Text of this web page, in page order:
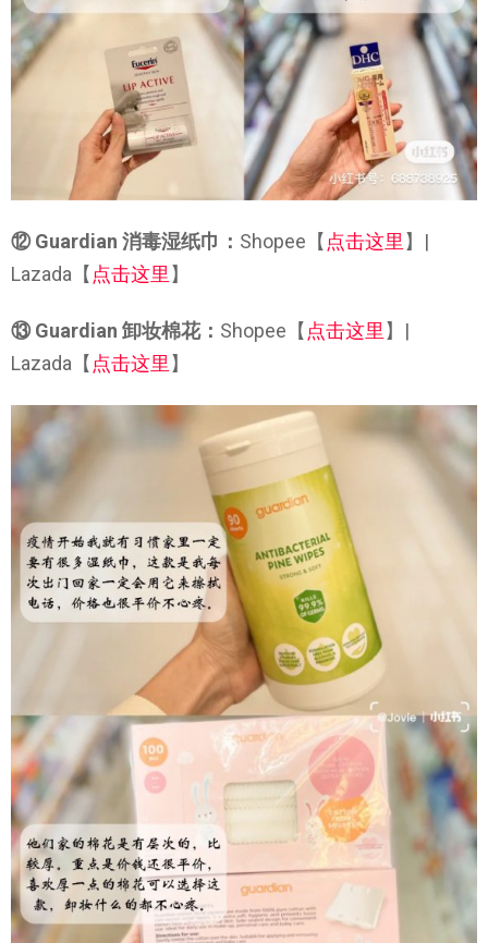
⑫ Guardian 消毒湿纸巾： Shopee【 点击这里 】|
Lazada【 点击这里 】
⑬ Guardian 卸妆棉花： Shopee【 点击这里 】|
Lazada【 点击这里 】